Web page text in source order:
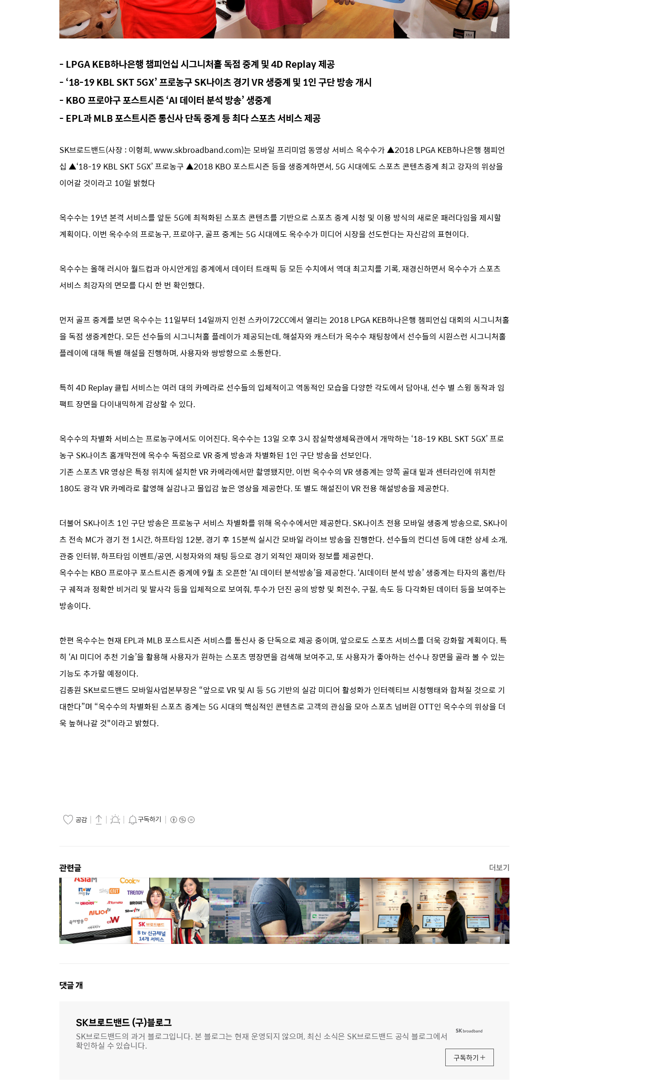
- LPGA KEB하나은행 챔피언십 시그니처홀 독점 중계 및 4D Replay 제공
- ‘18-19 KBL SKT 5GX’ 프로농구 SK나이츠 경기 VR 생중계 및 1인 구단 방송 개시
- KBO 프로야구 포스트시즌 ‘AI 데이터 분석 방송’ 생중계
- EPL과 MLB 포스트시즌 통신사 단독 중계 등 최다 스포츠 서비스 제공
SK브로드밴드(사장 : 이형희, www.skbroadband.com)는 모바일 프리미엄 동영상 서비스 옥수수가 ▲2018 LPGA KEB하나은행 챔피언
십 ▲‘18-19 KBL SKT 5GX’ 프로농구 ▲2018 KBO 포스트시즌 등을 생중계하면서, 5G 시대에도 스포츠 콘텐츠중계 최고 강자의 위상을
이어갈 것이라고 10일 밝혔다
옥수수는 19년 본격 서비스를 앞둔 5G에 최적화된 스포츠 콘텐츠를 기반으로 스포츠 중계 시청 및 이용 방식의 새로운 패러다임을 제시할
계획이다. 이번 옥수수의 프로농구, 프로야구, 골프 중계는 5G 시대에도 옥수수가 미디어 시장을 선도한다는 자신감의 표현이다.
옥수수는 올해 러시아 월드컵과 아시안게임 중계에서 데이터 트래픽 등 모든 수치에서 역대 최고치를 기록, 재경신하면서 옥수수가 스포츠
서비스 최강자의 면모를 다시 한 번 확인했다.
먼저 골프 중계를 보면 옥수수는 11일부터 14일까지 인천 스카이72CC에서 열리는 2018 LPGA KEB하나은행 챔피언십 대회의 시그니처홀
을 독점 생중계한다. 모든 선수들의 시그니처홀 플레이가 제공되는데, 해설자와 캐스터가 옥수수 채팅창에서 선수들의 시원스런 시그니처홀
플레이에 대해 특별 해설을 진행하며, 사용자와 쌍방향으로 소통한다.
특히 4D Replay 클립 서비스는 여러 대의 카메라로 선수들의 입체적이고 역동적인 모습을 다양한 각도에서 담아내, 선수 별 스윙 동작과 임
팩트 장면을 다이내믹하게 감상할 수 있다.
옥수수의 차별화 서비스는 프로농구에서도 이어진다. 옥수수는 13일 오후 3시 잠실학생체육관에서 개막하는 ‘18-19 KBL SKT 5GX’ 프로
농구 SK나이츠 홈개막전에 옥수수 독점으로 VR 중계 방송과 차별화된 1인 구단 방송을 선보인다.
기존 스포츠 VR 영상은 특정 위치에 설치한 VR 카메라에서만 촬영됐지만, 이번 옥수수의 VR 생중계는 양쪽 골대 밑과 센터라인에 위치한
180도 광각 VR 카메라로 촬영해 실감나고 몰입감 높은 영상을 제공한다. 또 별도 해설진이 VR 전용 해설방송을 제공한다.
더불어 SK나이츠 1인 구단 방송은 프로농구 서비스 차별화를 위해 옥수수에서만 제공한다. SK나이츠 전용 모바일 생중계 방송으로, SK나이
츠 전속 MC가 경기 전 1시간, 하프타임 12분, 경기 후 15분씩 실시간 모바일 라이브 방송을 진행한다. 선수들의 컨디션 등에 대한 상세 소개,
관중 인터뷰, 하프타임 이벤트/공연, 시청자와의 채팅 등으로 경기 외적인 재미와 정보를 제공한다.
옥수수는 KBO 프로야구 포스트시즌 중계에 9월 초 오픈한 ‘AI 데이터 분석방송’을 제공한다. ‘AI데이터 분석 방송’ 생중계는 타자의 홈런/타
구 궤적과 정확한 비거리 및 발사각 등을 입체적으로 보여줘, 투수가 던진 공의 방향 및 회전수, 구질, 속도 등 다각화된 데이터 등을 보여주는
방송이다.
한편 옥수수는 현재 EPL과 MLB 포스트시즌 서비스를 통신사 중 단독으로 제공 중이며, 앞으로도 스포츠 서비스를 더욱 강화할 계획이다. 특
히 ‘AI 미디어 추천 기술’을 활용해 사용자가 원하는 스포츠 명장면을 검색해 보여주고, 또 사용자가 좋아하는 선수나 장면을 골라 볼 수 있는
기능도 추가할 예정이다.
김종원 SK브로드밴드 모바일사업본부장은 “앞으로 VR 및 AI 등 5G 기반의 실감 미디어 활성화가 인터렉티브 시청행태와 합쳐질 것으로 기
대한다”며 “옥수수의 차별화된 스포츠 중계는 5G 시대의 핵심적인 콘텐츠로 고객의 관심을 모아 스포츠 넘버원 OTT인 옥수수의 위상을 더
욱 높혀나갈 것"이라고 밝혔다.
공감 구독하기
관련글 더보기
댓
댓글개
SK브로드밴드 (구)블로그
SK브로드밴드의 과거 블로그입니다. 본 블로그는 현재 운영되지 않으며, 최신 소식은 SK브로드밴드 공식 블로그에서
확인하실 수 있습니다.
구독하기